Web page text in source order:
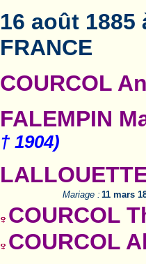
16 août 1885
FRANCE
COURCOL
FALEMPIN
† 1904)
Mariage : 11 mars
COURCOL
COURCOL